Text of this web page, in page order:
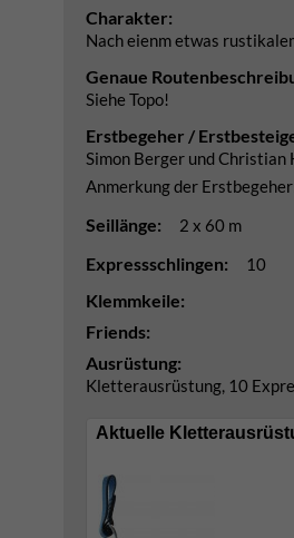
Charakter:
Nach eienm etwas
Genaue
Siehe Topo!
Erstbegeher /
Simon Berger und
Anmerkung der
Seillänge: 2 x 60 m
Expressschlingen: 10
Klemmkeile:
Friends:
Ausrüstung:
Kletterausrüstung, 10
Aktuelle